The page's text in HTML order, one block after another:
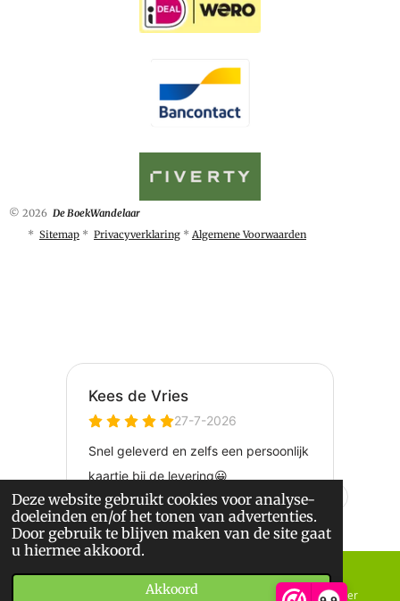
Deze website gebruikt cookies voor analyse-
doeleinden en/of het tonen van advertenties.
Door gebruik te blijven maken van de site gaat
u hiermee akkoord.
Akkoord
© 2026 De BoekWandelaar
* Sitemap * Privacyverklaring * Algemene Voorwaarden
Telefoonnummer